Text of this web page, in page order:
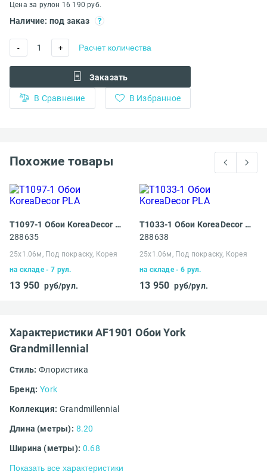
Цена за рулон 16 190 руб.
Наличие: под заказ
- 1 + Расчет количества
Заказать
В Сравнение В Избранное
Похожие товары
T1097-1 Обои KoreaDecor PLA
288635
25х1.06м, Под покраску, Корея
на складе - 7 рул.
13 950 руб/рул.
T1033-1 Обои KoreaDecor PLA
288638
25х1.06м, Под покраску, Корея
на складе - 6 рул.
13 950 руб/рул.
Характеристики AF1901 Обои York
Grandmillennial
Стиль: Флористика
Бренд: York
Коллекция: Grandmillennial
Длина (метры): 8.20
Ширина (метры): 0.68
Показать все характеристики